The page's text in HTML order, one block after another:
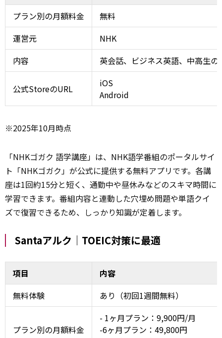
プラン別の月額料金
無料
運営元
NHK
内容
英会話、ビジネス英語、中高生の
公式StoreのURL
iOS
Android
※2025年10月時点
「NHKゴガク 語学講座」は、NHK語学番組のポータルサイ
ト「NHKゴガク」が公式に提供する無料アプリです。各講
座は1回約15分と短く、通勤中や昼休みなどのスキマ時間に
学習できます。番組内容と連動した穴埋め問題や単語クイ
ズで復習できるため、しっかり知識が定着します。
Santaアルク｜TOEIC対策に最適
項目
内容
無料体験
あり（初回1週間無料）
プラン別の月額料金
- 1ヶ月プラン：9,900円/月
-6ヶ月プラン：49,800円